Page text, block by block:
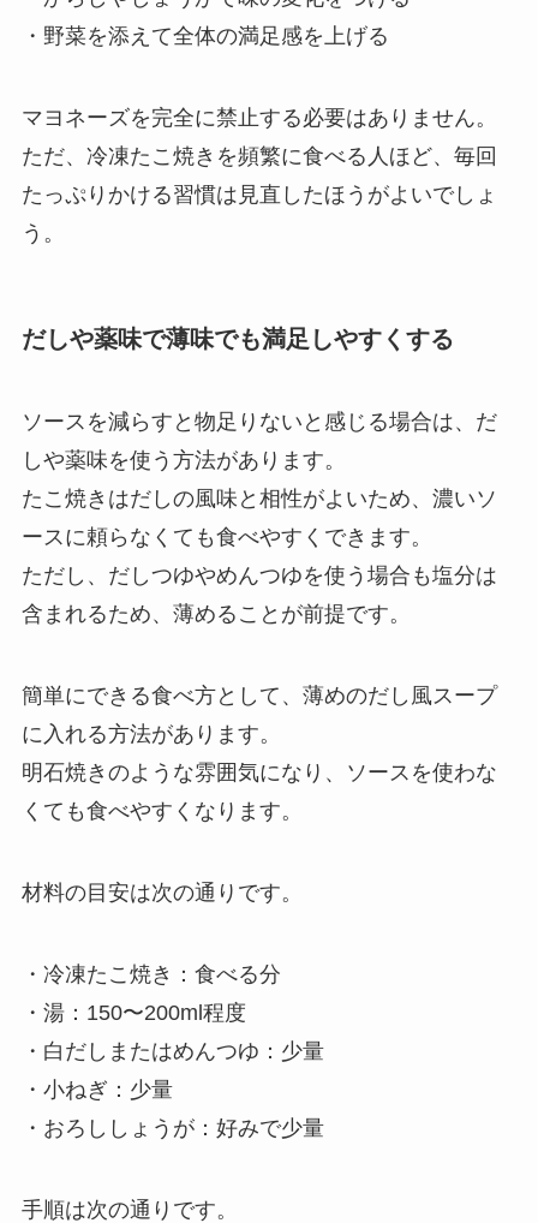
・野菜を添えて全体の満足感を上げる
マヨネーズを完全に禁止する必要はありません。
ただ、冷凍たこ焼きを頻繁に食べる人ほど、毎回
たっぷりかける習慣は見直したほうがよいでしょ
う。
だしや薬味で薄味でも満足しやすくする
ソースを減らすと物足りないと感じる場合は、だ
しや薬味を使う方法があります。
たこ焼きはだしの風味と相性がよいため、濃いソ
ースに頼らなくても食べやすくできます。
ただし、だしつゆやめんつゆを使う場合も塩分は
含まれるため、薄めることが前提です。
簡単にできる食べ方として、薄めのだし風スープ
に入れる方法があります。
明石焼きのような雰囲気になり、ソースを使わな
くても食べやすくなります。
材料の目安は次の通りです。
・冷凍たこ焼き：食べる分
・湯：150〜200ml程度
・白だしまたはめんつゆ：少量
・小ねぎ：少量
・おろししょうが：好みで少量
手順は次の通りです。